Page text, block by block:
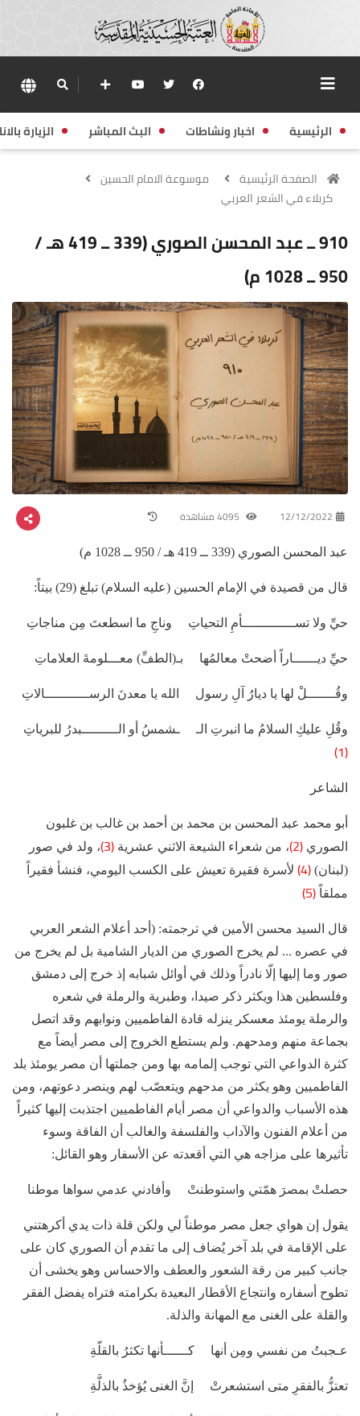
الرئيسية اخبار ونشاطات البث المباشر الزيارة
الصفحة الرئيسية
موسوعة الامام الحسين
كربلاء في الشعر العربي
910 ــ عبد المحسن الصوري (339 ــ 419 هـ /
950 ــ 1028 م)
12/12/2022
عبد المحسن الصوري (339 ــ 419 هـ / 950 ــ 1028 م)
قال من قصيدة في الإمام الحسين (عليه السلام) تبلغ (29) بيتاً:
حيِّ ولا تســـــــــــــأمِ التحياتِ وناجِ ما اسطعتَ مِن مناجاتِ
حيِّ ديــــــاراً أضحتْ معالمُها بـ(الطفِّ) معـــلومةَ العلاماتِ
وقُـــــــلْ لها يا ديارُ آلِ رسول الله يا معدنَ الرســـــــــــالاتِ
وقُلِ عليكِ السلامُ ما انبرتِ الـ ـشمسُ أو الـــــــــبدرُ للبرياتِ
(1)
الشاعر
أبو محمد عبد المحسن بن محمد بن أحمد بن غالب بن غلبون
الصوري (2) ، من شعراء الشيعة الاثني عشرية (3)
، ولد في صور
(لبنان) (4)
لأسرة فقيرة تعيش على الكسب اليومي، فنشأ فقيراً
مملقاً (5)
قال السيد محسن الأمين في ترجمته: (أحد أعلام الشعر العربي
في عصره ... لم يخرج الصوري من الديار الشامية بل لم يخرج من
صور وما إليها إلّا نادراً وذلك في أوائل شبابه إذ خرج إلى دمشق
وفلسطين هذا ويكثر ذكر صيدا، وطبرية والرملة في شعره
والرملة يومئذ معسكر ينزله قادة الفاطميين ونوابهم وقد اتصل
بجماعة منهم ومدحهم. ولم يستطع الخروج إلى مصر أيضاً مع
كثرة الدواعي التي توجب إلمامه بها ومن جملتها أن مصر يومئذ بلد
الفاطميين وهو يكثر من مدحهم ويتعصّب لهم وينصر دعوتهم، ومن
هذه الأسباب والدواعي أن مصر أيام الفاطميين اجتذبت إليها كثيراً
من أعلام الفنون والآداب والفلسفة والغالب أن الفاقة وسوء
تأثيرها على مزاجه هي التي أقعدته عن الأسفار وهو القائل:
حصلتْ بمصرَ همّتي واستوطنتْ وأفادني عدمي سواها موطنا
يقول إن هواي جعل مصر موطناً لي ولكن قلة ذات يدي أكرهتني
على الإقامة في بلد آخر يُضاف إلى ما تقدم أن الصوري كان على
جانب كبير من رقة الشعور والعطف والاحساس وهو يخشى أن
تطوح أسفاره وانتجاع الأقطار البعيدة بكرامته فتراه يفضل الفقر
والقلة على الغنى مع المهانة والذلة.
عـجبتُ من نفسي ومِن أنها كــــــأنها تكثرُ بالقلّةِ
تعتزُّ بالفقرِ متى استشعرتْ إنَّ الغنى يُؤخذُ بالذلَّةِ